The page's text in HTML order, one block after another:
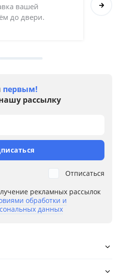
вашей
до двери.
первым!
рассылку
рекламных рассылок
обработки и
данных
Отписаться